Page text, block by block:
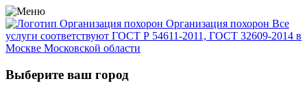
Организация похорон Организация похорон Все
услуги соответствуют ГОСТ Р 54611-2011, ГОСТ 32609-2014 в
Москве Московской области
Выберите ваш город